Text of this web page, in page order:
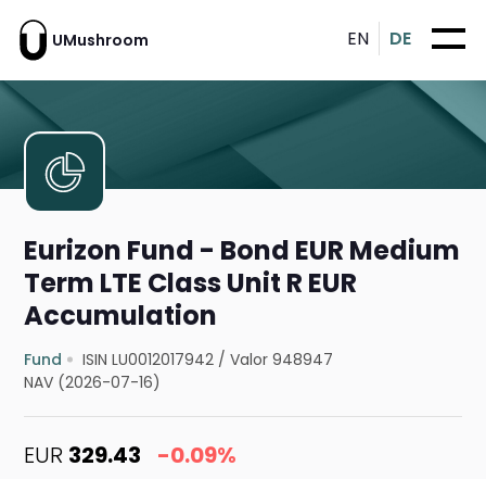
UMushroom EN DE
Eurizon Fund - Bond EUR Medium
Term LTE Class Unit R EUR
Accumulation
Fund ISIN LU0012017942 /Valor 948947
NAV (2026-07-16)
EUR 329.43 -0.09%